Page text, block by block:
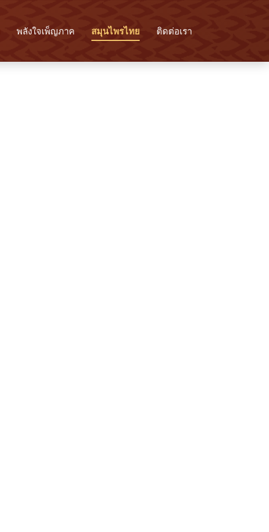
พลังใจเพ็ญภาค สมุนไพรไทย ติดต่อเรา